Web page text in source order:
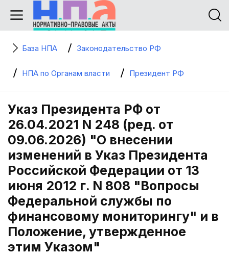
База НПА Законодательство РФ
НПА по Органам власти Президент РФ
Указ Президента РФ от
26.04.2021 N 248 (ред. от
09.06.2026) "О внесении
изменений в Указ Президента
Российской Федерации от 13
июня 2012 г. N 808 "Вопросы
Федеральной службы по
финансовому мониторингу" и в
Положение, утвержденное
этим Указом"